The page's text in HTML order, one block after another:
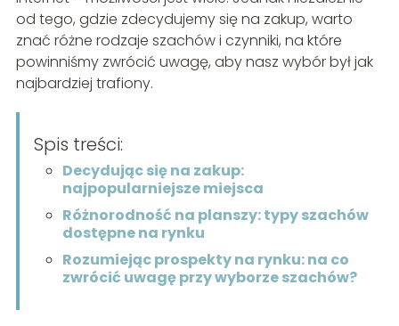
od tego, gdzie zdecydujemy się na zakup, warto
znać różne rodzaje szachów i czynniki, na które
powinniśmy zwrócić uwagę, aby nasz wybór był jak
najbardziej trafiony.
Spis treści:
Decydując się na zakup:
najpopularniejsze miejsca
Różnorodność na planszy: typy szachów
dostępne na rynku
Rozumiejąc prospekty na rynku: na co
zwrócić uwagę przy wyborze szachów?